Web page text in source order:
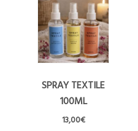
SPRAY TEXTILE
100ML
13,00€